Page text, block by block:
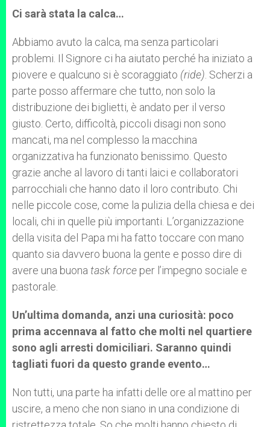
Ci sarà stata la calca…
Abbiamo avuto la calca, ma senza particolari
problemi. Il Signore ci ha aiutato perché ha iniziato a
piovere e qualcuno si è scoraggiato (ride) . Scherzi a
parte posso affermare che tutto, non solo la
distribuzione dei biglietti, è andato per il verso
giusto. Certo, difficoltà, piccoli disagi non sono
mancati, ma nel complesso la macchina
organizzativa ha funzionato benissimo. Questo
grazie anche al lavoro di tanti laici e collaboratori
parrocchiali che hanno dato il loro contributo. Chi
nelle piccole cose, come la pulizia della chiesa e dei
locali, chi in quelle più importanti. L’organizzazione
della visita del Papa mi ha fatto toccare con mano
quanto sia davvero buona la gente e posso dire di
avere una buona task force per l’impegno sociale e
pastorale.
Un’ultima domanda, anzi una curiosità: poco
prima accennava al fatto che molti nel quartiere
sono agli arresti domiciliari. Saranno quindi
tagliati fuori da questo grande evento…
Non tutti, una parte ha infatti delle ore al mattino per
uscire, a meno che non siano in una condizione di